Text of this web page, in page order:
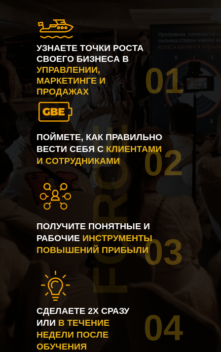
FORCE
01
02
03
04
УЗНАЕТЕ ТОЧКИ РОСТА
СВОЕГО БИЗНЕСА В
УПРАВЛЕНИИ,
МАРКЕТИНГЕ И
ПРОДАЖАХ
ПОЛУЧИТЕ ПОНЯТНЫЕ И
РАБОЧИЕ ИНСТРУМЕНТЫ
ПОВЫШЕНИЙ ПРИБЫЛИ
ПОЙМЕТЕ, КАК ПРАВИЛЬНО
ВЕСТИ СЕБЯ С КЛИЕНТАМИ
И СОТРУДНИКАМИ
СДЕЛАЕТЕ 2Х СРАЗУ
ИЛИ В ТЕЧЕНИЕ
НЕДЕЛИ ПОСЛЕ
ОБУЧЕНИЯ